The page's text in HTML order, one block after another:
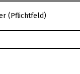
(Pflichtfeld)